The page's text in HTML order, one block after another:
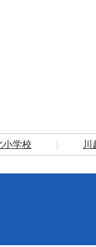
小学校 川